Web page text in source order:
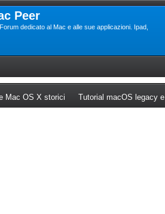
Peer
dedicato al Mac e alle sue applicazioni. Ipad,
Mac OS X storici (Opens a new tab)
Tutorial macOS legacy